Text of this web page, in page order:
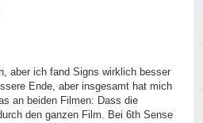
aber ich fand Signs wirklich besser
Ende, aber insgesamt hat mich
an beiden Filmen: Dass die
den ganzen Film. Bei 6th Sense